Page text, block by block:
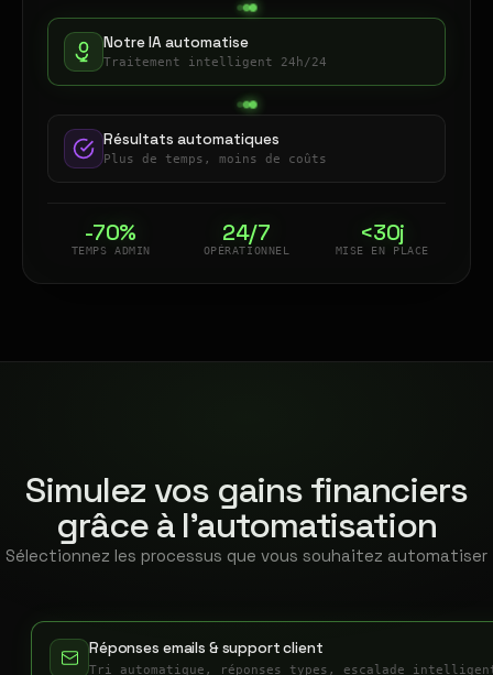
Notre IA automatise
Traitement intelligent 24h/24
Résultats automatiques
Plus de temps, moins de coûts
-70%
TEMPS ADMIN
24/7
OPÉRATIONNEL
<30j
MISE EN PLACE
Simulez vos gains financiers
grâce à l'automatisation
Sélectionnez les processus que vous souhaitez automatiser
Réponses emails & support client
Tri automatique, réponses types, escalade